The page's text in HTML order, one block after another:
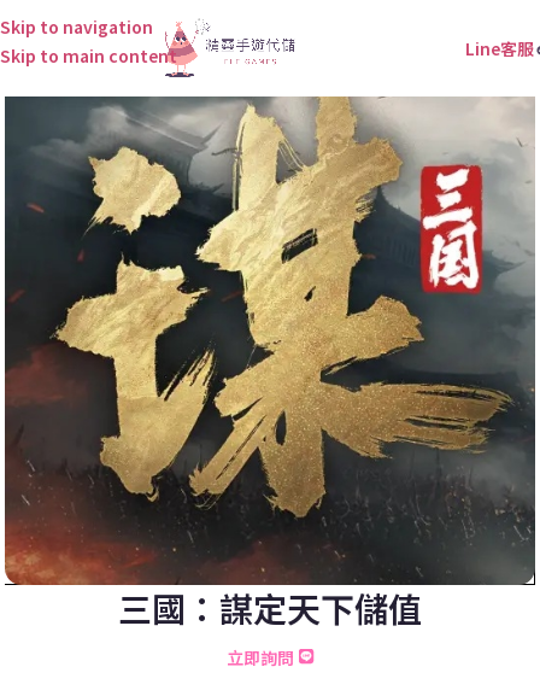
Skip to navigation
Skip to main content
Line客服
三國：謀定天下儲值
立即詢問